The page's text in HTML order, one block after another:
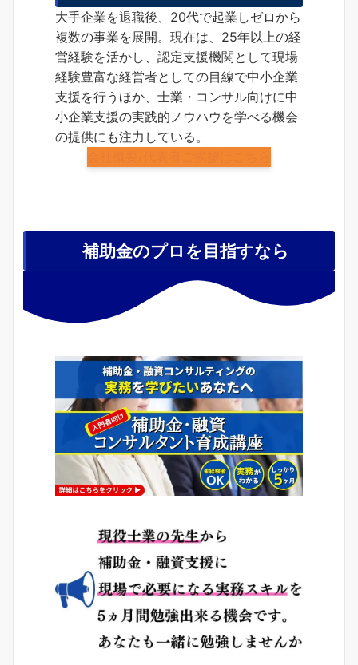
大手企業を退職後、20代で起業しゼロから
複数の事業を展開。現在は、25年以上の経
営経験を活かし、認定支援機関として現場
経験豊富な経営者としての目線で中小企業
支援を行うほか、士業・コンサル向けに中
小企業支援の実践的ノウハウを学べる機会
の提供にも注力している。
補助金のプロを目指すなら